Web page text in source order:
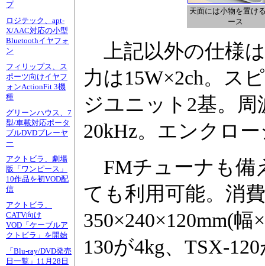
プ
ロジテック、apt-
X/AAC対応の小型
Bluetoothイヤフォ
ン
フィリップス、ス
ポーツ向けイヤフ
ォンActionFit 3機
種
グリーンハウス、7
型/車載対応ポータ
ブルDVDプレーヤ
ー
アクトビラ、劇場
版「ワンピース」
10作品を初VOD配
信
アクトビラ、
CATV向け
VOD「ケーブルア
クトビラ」を開始
「Blu-ray/DVD発売
日一覧」11月28日
天面には小物を置け
ース
上記以外の仕様
力は15W×2ch。ス
ジユニット2基。周
20kHz。エンクロ
FMチューナも備
ても利用可能。消
350×240×120mm(
130が4kg、TSX-